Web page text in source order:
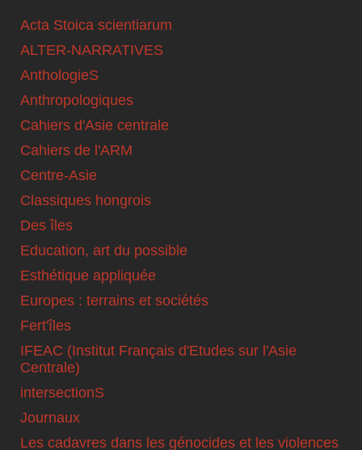
Acta Stoica scientiarum
ALTER-NARRATIVES
AnthologieS
Anthropologiques
Cahiers d'Asie centrale
Cahiers de l'ARM
Centre-Asie
Classiques hongrois
Des îles
Education, art du possible
Esthétique appliquée
Europes : terrains et sociétés
Fert'îles
IFEAC (Institut Français d'Etudes sur l'Asie
Centrale)
intersectionS
Journaux
Les cadavres dans les génocides et les violences